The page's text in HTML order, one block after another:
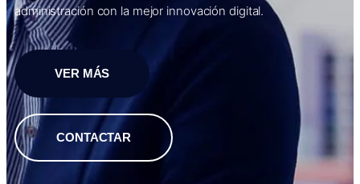
administración con la mejor innovación digital.
VER MÁS
CONTACTAR